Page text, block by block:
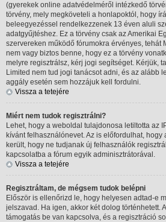
(gyerekek online adatvédelméről intézkedő
törvény, mely megköveteli a honlapoktól, hogy
beleegyezéssel rendelkezzenek 13 éven aluli
adatgyűjtéshez. Ez a törvény csak az Amerikai
szervereken működő fórumokra érvényes, tehát
nem vagy biztos benne, hogy ez a törvény
melyre regisztrálsz, kérj jogi segítséget. Kérjük,
Limited nem tud jogi tanácsot adni, és az alább
aggály esetén sem hozzájuk kell fordulni.
Vissza a tetejére
Miért nem tudok regisztrálni?
Lehet, hogy a weboldal tulajdonosa letiltotta az
kívánt felhasználónevet. Az is előfordulhat,
került, hogy ne tudjanak új felhasználók
kapcsolatba a fórum egyik adminisztrátorával.
Vissza a tetejére
Regisztráltam, de mégsem tudok belépni
Először is ellenőrizd le, hogy helyesen adtad-e
jelszavad. Ha igen, akkor két dolog történhetett.
támogatás be van kapcsolva, és a regisztráció